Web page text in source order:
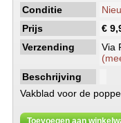
Conditie
Prijs
€
Verzending
Via
Beschrijving
Vakblad voor de
Toevoegen aan